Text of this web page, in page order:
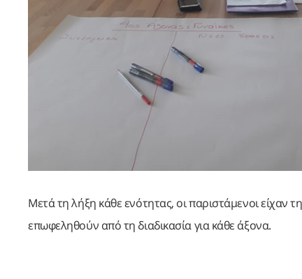
Μετά τη λήξη κάθε ενότητας, οι παριστάμενοι είχαν
επωφεληθούν από τη διαδικασία για κάθε άξονα.